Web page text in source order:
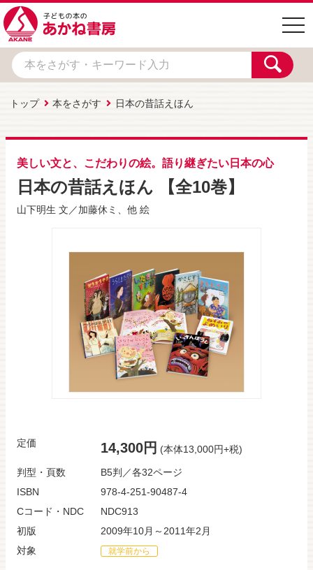
トップ 本をさがす 日本の昔話えほん
美しい文と、こだわりの絵。語り継ぎたい日本の心
日本の昔話えほん 【全10巻】
山下明生 文／加藤休ミ 、他 絵
定価 14,300円 (本体13,000円+税)
判型・頁数
B5判／各32ページ
ISBN
978-4-251-90487-4
Cコード・NDC
NDC913
初版
2009年10月～2011年2月
対象
就学前から